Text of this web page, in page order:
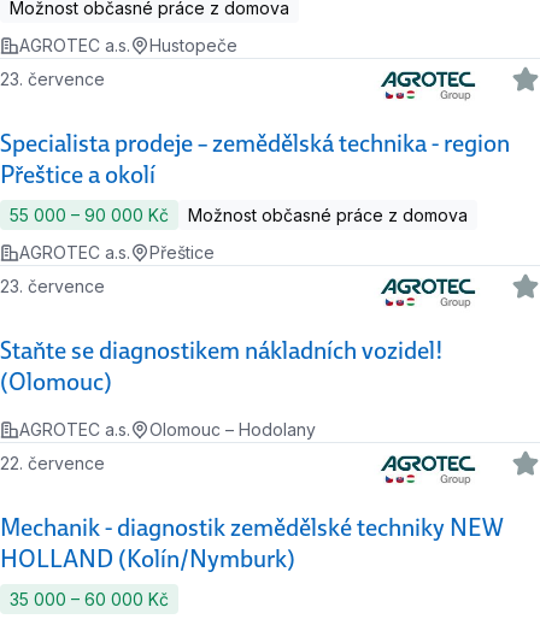
Možnost občasné práce z domova
AGROTEC a.s.
Hustopeče
Specialista prodeje – zemědělská technika - region
Přeštice a okolí
23. července
55 000 ‍–‍ 90 000 Kč
Možnost občasné práce z domova
AGROTEC a.s.
Přeštice
Staňte se diagnostikem nákladních vozidel!
(Olomouc)
23. července
AGROTEC a.s. Olomouc – Hodolany
Mechanik - diagnostik zemědělské techniky NEW
HOLLAND (Kolín/Nymburk)
22. července
35 000 ‍–‍ 60 000 Kč